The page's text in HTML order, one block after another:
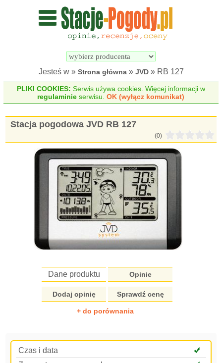
Wyszukiwarka
pogodowych
Jesteś w » Strona główna» JVD» RB 127
PLIKI COOKIES: Serwis używa cookies. Więcej informacji w
regulaminie serwisu.OK (wyłącz komunikat)
Stacja pogodowa JVD RB 127
(0)
Dane produktu Opinie
Dodaj opinię Sprawdź cenę
+ do porównania
Czas i data